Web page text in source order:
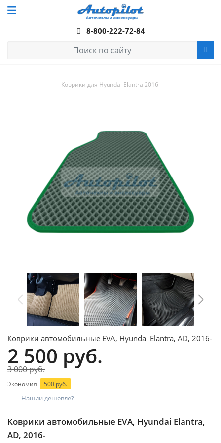
8-800-222-72-84
Коврики для Hyundai Elantra 2016-
Коврики автомобильные EVA, Hyundai Elantra,
AD, 2016-
Коврики автомобильные EVA, Hyundai Elantra, AD, 2016-
2 500 руб.
3 000 руб.
Экономия 500 руб.
Нашли дешевле?